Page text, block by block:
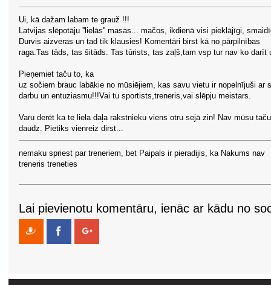
Ui, kā dažam labam te grauž !!!
Latvijas slēpotāju ''lielās'' masas... mačos, ikdienā visi pieklājīgi,
Durvis aizveras un tad tik klausies! Komentāri birst kā no pārpilnības
raga.Tas tāds, tas šitāds. Tas tūrists, tas zaļš,tam vsp tur nav ko darīt
Pieņemiet taču to, ka
uz sočiem brauc labākie no mūsiējiem, kas savu vietu ir nopelnījuši ar
darbu un entuziasmu!!!Vai tu sportists,treneris,vai slēpju meistars.
Varu derēt ka te liela daļa rakstnieku viens otru sejā zin! Nav mūsu
daudz. Pietiks vienreiz dirst...
nemaku spriest par treneriem, bet Paipals ir pieradijis, ka Nakums nav
treneris treneties
Lai pievienotu komentāru, ienāc ar kādu no